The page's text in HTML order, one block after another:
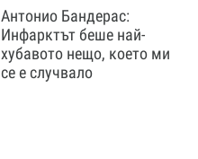
Антонио Бандерас:
Инфарктът беше най-
хубавото нещо, което ми
се е случвало